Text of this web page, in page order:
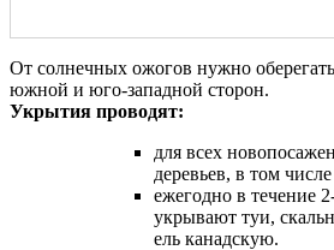
От солнечных ожогов нужно
южной и юго-западной сторон.
Укрытия проводят:
для всех
деревьев, в том
ежегодно в течение
укрывают туи,
ель канадскую.